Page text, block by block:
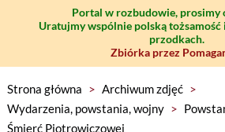
Portal w rozbudowie, prosimy
Uratujmy wspólnie polską tożsamość
przodkach.
Zbiórka przez
Strona główna > Archiwum zdjęć >
Wydarzenia, powstania, wojny >
Śmierć Piotrowiczowej